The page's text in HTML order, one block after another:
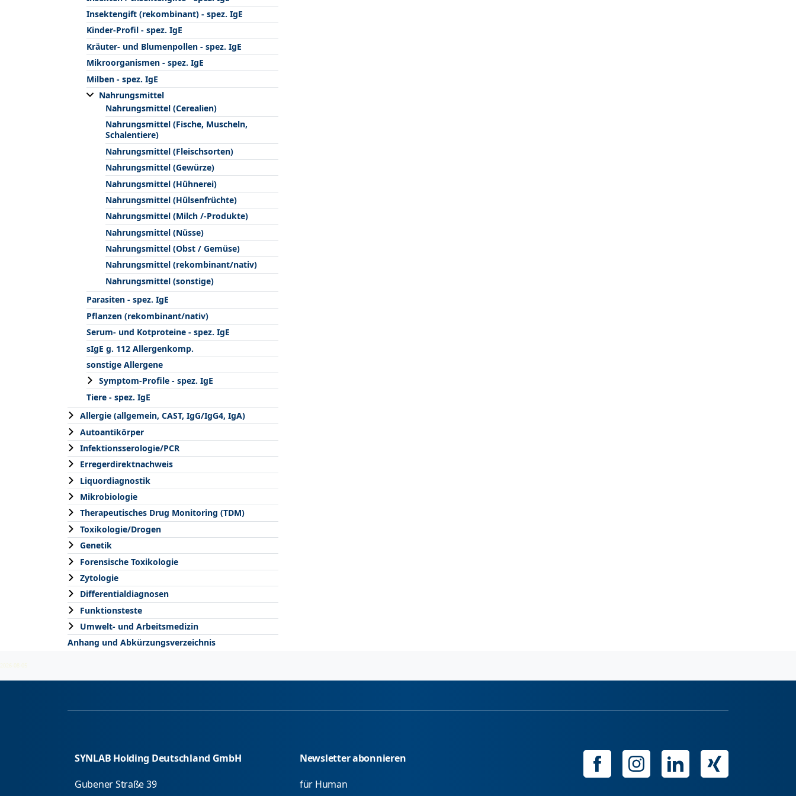
Insektengift (rekombinant) - spez. IgE
Kinder-Profil - spez. IgE
Kräuter- und Blumenpollen - spez. IgE
Mikroorganismen - spez. IgE
Milben - spez. IgE
Nahrungsmittel
Nahrungsmittel (Cerealien)
Nahrungsmittel (Fische, Muscheln,
Schalentiere)
Nahrungsmittel (Fleischsorten)
Nahrungsmittel (Gewürze)
Nahrungsmittel (Hühnerei)
Nahrungsmittel (Hülsenfrüchte)
Nahrungsmittel (Milch /-Produkte)
Nahrungsmittel (Nüsse)
Nahrungsmittel (Obst / Gemüse)
Nahrungsmittel (rekombinant/nativ)
Nahrungsmittel (sonstige)
Parasiten - spez. IgE
Pflanzen (rekombinant/nativ)
Serum- und Kotproteine - spez. IgE
sIgE g. 112 Allergenkomp.
sonstige Allergene
Symptom-Profile - spez. IgE
Tiere - spez. IgE
Allergie (allgemein, CAST, IgG/IgG4, IgA)
Autoantikörper
Infektionsserologie/PCR
Erregerdirektnachweis
Liquordiagnostik
Mikrobiologie
Therapeutisches Drug Monitoring (TDM)
Toxikologie/Drogen
Genetik
Forensische Toxikologie
Zytologie
Differentialdiagnosen
Funktionsteste
Umwelt- und Arbeitsmedizin
Anhang und Abkürzungsverzeichnis
2026-08-05
SYNLAB Holding Deutschland GmbH
Gubener Straße 39
Newsletter abonnieren
für Human